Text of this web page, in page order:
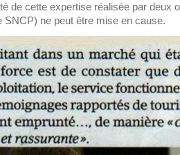
de cette expertise réalisée par deux
SNCP) ne peut être mise en cause.